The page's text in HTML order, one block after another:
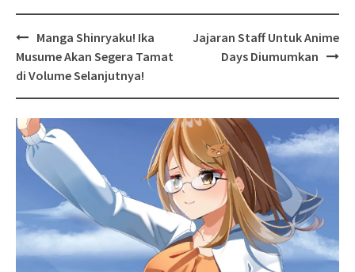
Post
navigation
Manga Shinryaku! Ika
Musume Akan Segera Tamat
di Volume Selanjutnya!
Jajaran Staff Untuk Anime
Days Diumumkan